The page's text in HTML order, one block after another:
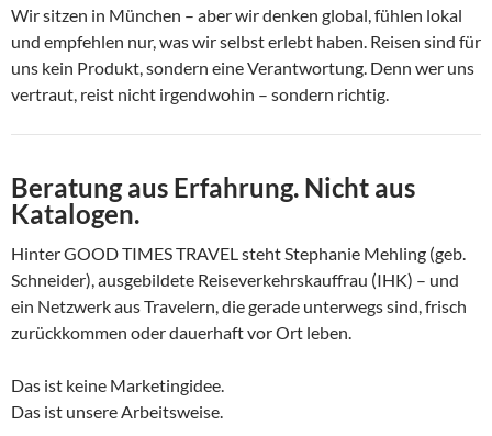
Wir sitzen in München – aber wir denken global, fühlen lokal
und empfehlen nur, was wir selbst erlebt haben. Reisen sind für
uns kein Produkt, sondern eine Verantwortung. Denn wer uns
vertraut, reist nicht irgendwohin – sondern richtig.
Beratung aus Erfahrung. Nicht aus
Katalogen.
Hinter GOOD TIMES TRAVEL steht Stephanie Mehling (geb.
Schneider), ausgebildete Reiseverkehrskauffrau (IHK) – und
ein Netzwerk aus Travelern, die gerade unterwegs sind, frisch
zurückkommen oder dauerhaft vor Ort leben.
Das ist keine Marketingidee.
Das ist unsere Arbeitsweise.